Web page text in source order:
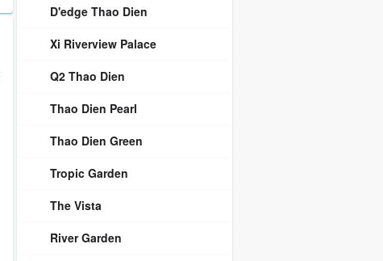
D'edge Thao Dien
Xi Riverview Palace
Q2 Thao Dien
Thao Dien Pearl
Thao Dien Green
Tropic Garden
The Vista
River Garden